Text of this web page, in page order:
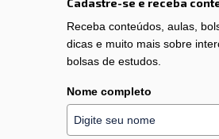
Cadastre-se e receba
Receba conteúdos, aulas,
dicas e muito mais sobre
bolsas de estudos.
Nome completo